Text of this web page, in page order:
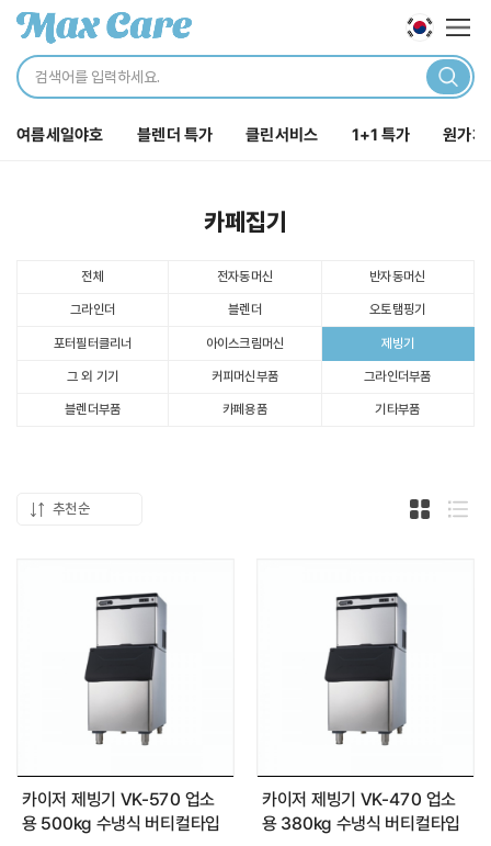
카테
여름세일야호 블렌더 특가 클린서비스 1+1 특가 원가처
로그인해주세요.
로그인 바로가기
장바구니
자주하는 질문(FAQ)
카페집기
전체 전자동머신 반자동머신
그라인더 블렌더 오토탬핑기
포터필터클리너 아이스크림머신 제빙기
그 외 기기 커피머신부품 그라인더부품
블렌더부품 카페용품 기타부품
추천순
카이저 제빙기 VK-570 업소
용 500kg 수냉식 버티컬타입
카이저 제빙기 VK-470 업소
용 380kg 수냉식 버티컬타입